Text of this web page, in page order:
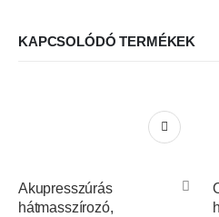
KAPCSOLÓDÓ TERMÉKEK
Akupresszúrás
hátmasszírozó,